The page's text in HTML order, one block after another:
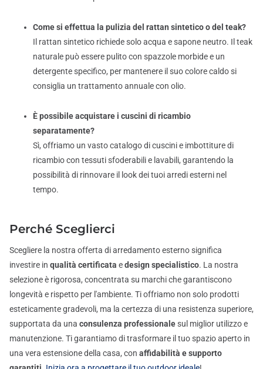
Come si effettua la pulizia del rattan sintetico o del teak?
Il rattan sintetico richiede solo acqua e sapone neutro. Il teak
naturale può essere pulito con spazzole morbide e un
detergente specifico, per mantenere il suo colore caldo si
consiglia un trattamento annuale con olio.
È possibile acquistare i cuscini di ricambio
separatamente?
Sì, offriamo un vasto catalogo di cuscini e imbottiture di
ricambio con tessuti sfoderabili e lavabili, garantendo la
possibilità di rinnovare il look dei tuoi arredi esterni nel
tempo.
Perché Sceglierci
Scegliere la nostra offerta di arredamento esterno significa
investire in qualità certificata edesign specialistico. La nostra
selezione è rigorosa, concentrata su marchi che garantiscono
longevità e rispetto per l'ambiente. Ti offriamo non solo prodotti
esteticamente gradevoli, ma la certezza di una resistenza superiore,
supportata da una consulenza professionalesul miglior utilizzo e
manutenzione. Ti garantiamo di trasformare il tuo spazio aperto in
una vera estensione della casa, con affidabilità e supporto